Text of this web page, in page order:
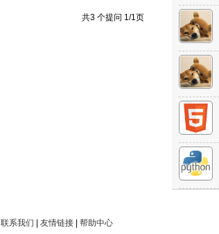
共3 个提问 1/1页
联系我们 友情链接| 帮助中心